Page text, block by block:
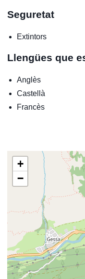
Seguretat
Extintors
Llengües que
Anglès
Castellà
Francès
+
−